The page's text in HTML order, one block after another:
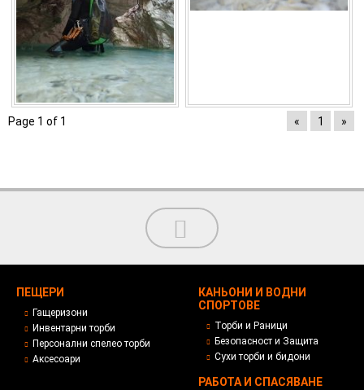
Page 1 of 1 « 1 »
ПЕЩЕРИ
Гащеризони
Инвентарни торби
Персонални спелео торби
Аксесоари
КАНЬОНИ И ВОДНИ
СПОРТОВЕ
Торби и Раници
Безопасност и Защита
Сухи торби и бидони
РАБОТА И СПАСЯВАНЕ